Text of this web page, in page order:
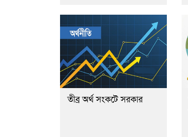
তীব্র অর্থ সংকটে সরকার